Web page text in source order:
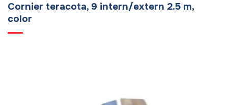
Cornier teracota, 9 intern/extern 2.5 m,
color